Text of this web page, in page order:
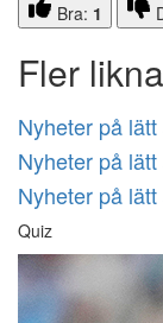
Bra: 1
Fler
Nyheter på
Nyheter på
Nyheter på
Quiz